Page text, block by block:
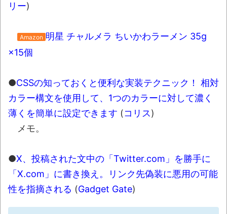
リー)
Amazon 明星 チャルメラ ちいかわラーメン 35g
×15個
●CSSの知っておくと便利な実装テクニック！ 相対
カラー構文を使用して、1つのカラーに対して濃く
薄くを簡単に設定できます (コリス)
メモ。
●X、投稿された文中の「Twitter.com」を勝手に
「X.com」に書き換え。リンク先偽装に悪用の可能
性を指摘される (Gadget Gate)